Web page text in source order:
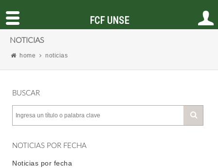
NOTICIAS
home noticias
BUSCAR
NOTICIAS POR FECHA
Noticias por fecha
FCF UNSE